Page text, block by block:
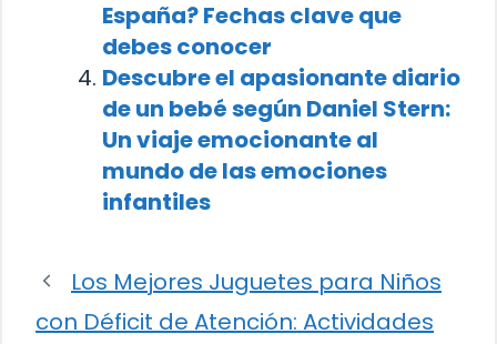
España? Fechas clave que
debes conocer
Descubre el apasionante diario
de un bebé según Daniel Stern:
Un viaje emocionante al
mundo de las emociones
infantiles
Los Mejores Juguetes para Niños
con Déficit de Atención: Actividades